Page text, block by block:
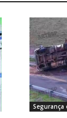
Segurança